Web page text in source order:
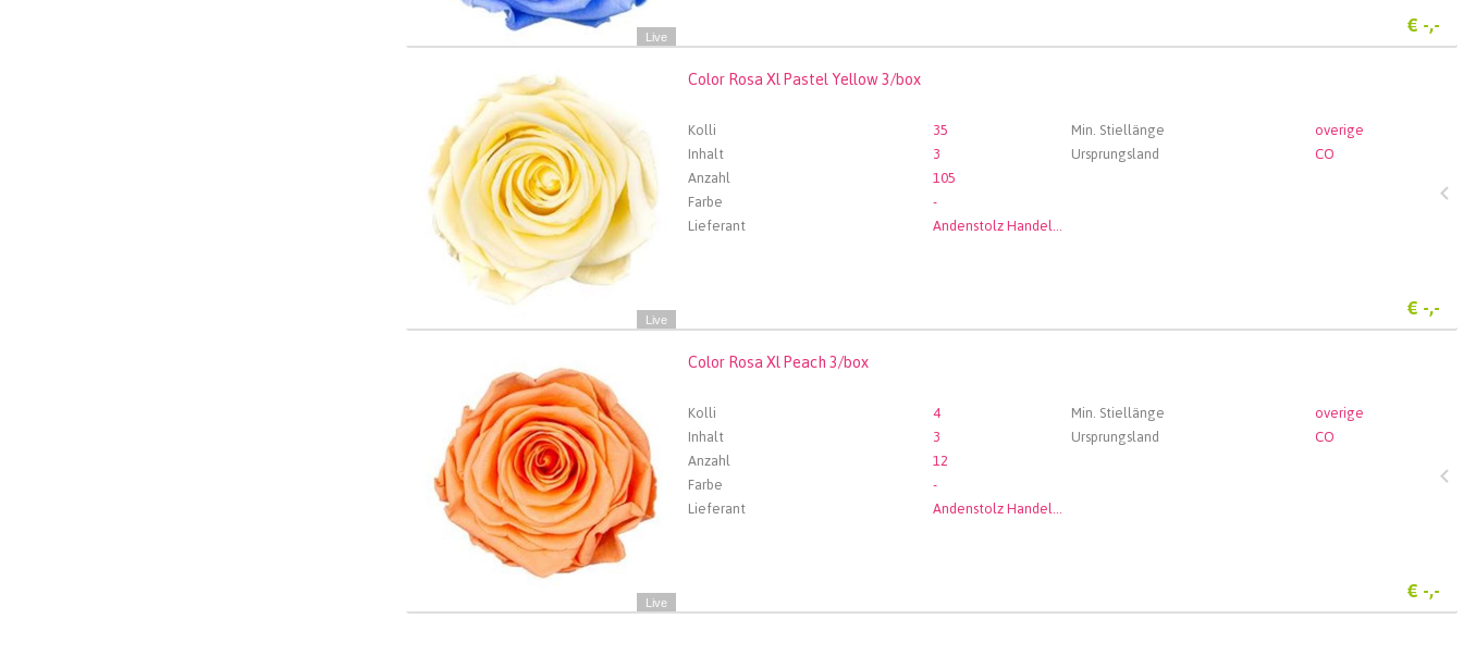
Live
€ -,-
Live
Color Rosa Xl Pastel Yellow 3/box
Kolli 35 Min. Stiellänge
overige
Inhalt
3 Ursprungsland
CO
Anzahl
105
Farbe
-
Lieferant
Andenstolz Handel GmbH
€ -,-
Color Rosa Xl Pastel Yellow 3/box
Wählen Sie zuerst ein Abfartdatum.
Live
Color Rosa Xl Peach 3/box
Kolli 4 Min. Stiellänge
overige
Inhalt
3 Ursprungsland
CO
Anzahl
12
Farbe
-
Lieferant
Andenstolz Handel GmbH
€ -,-
Color Rosa Xl Peach 3/box
Wählen Sie zuerst ein Abfartdatum.